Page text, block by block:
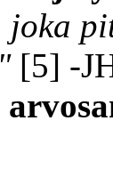
joka
[5] -